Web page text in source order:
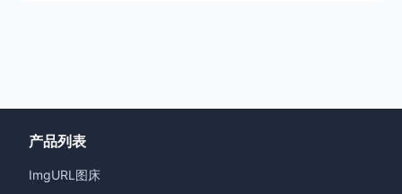
产品列表
ImgURL图床